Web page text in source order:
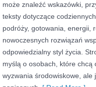
może znaleźć wskazówki,
teksty dotyczące
podróży, gotowania, energii,
nowoczesnych rozwiązań
odpowiedzialny styl życia.
myślą o osobach, które chcą
wyzwania środowiskowe, ale